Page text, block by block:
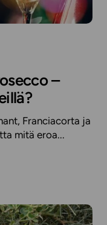
–
Franciacorta ja
mitä eroa...